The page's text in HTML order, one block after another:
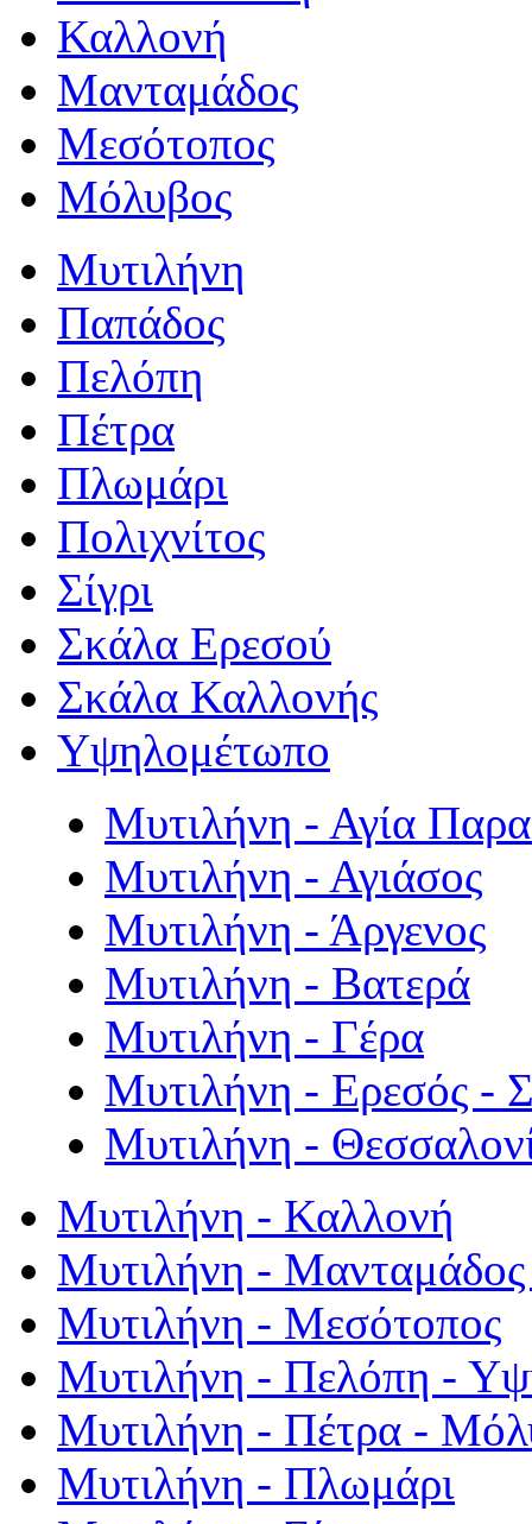
Καλλονή
Μανταμάδος
Μεσότοπος
Μόλυβος
Μυτιλήνη
Παπάδος
Πελόπη
Πέτρα
Πλωμάρι
Πολιχνίτος
Σίγρι
Σκάλα Ερεσού
Σκάλα Καλλονής
Υψηλομέτωπο
Μυτιλήνη - Αγία
Μυτιλήνη - Αγιάσος
Μυτιλήνη - Άργενος
Μυτιλήνη - Βατερά
Μυτιλήνη - Γέρα
Μυτιλήνη - Ερεσός -
Μυτιλήνη -
Μυτιλήνη - Καλλονή
Μυτιλήνη - Μανταμάδος
Μυτιλήνη - Μεσότοπος
Μυτιλήνη - Πελόπη -
Μυτιλήνη - Πέτρα -
Μυτιλήνη - Πλωμάρι